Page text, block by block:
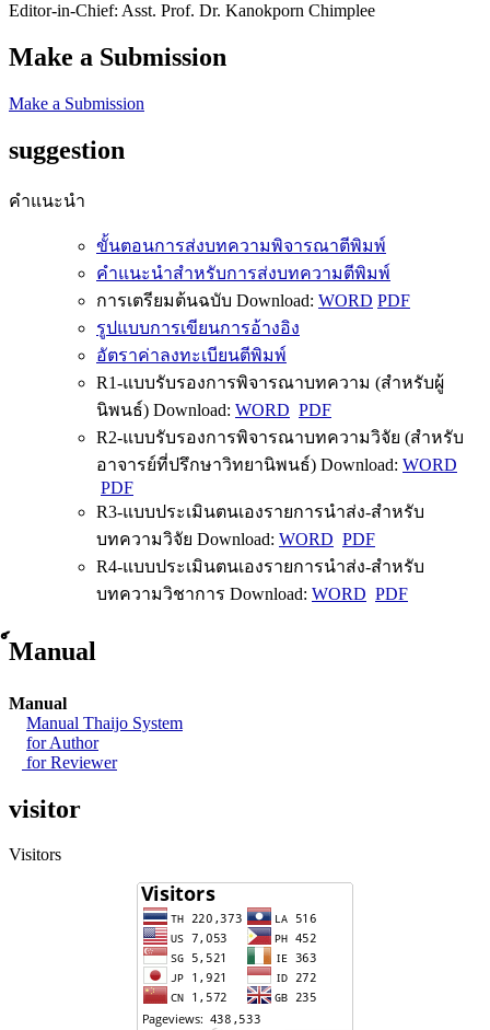
Editor-in-Chief: Asst. Prof. Dr. Kanokporn Chimplee
Make a Submission
Make a Submission
suggestion
คำแนะนำ
ขั้นตอนการส่งบทความพิจารณาตีพิมพ์
คำแนะนำสำหรับการส่งบทความตีพิมพ์
การเตรียมต้นฉบับ Download: WORD PDF
รูปแบบการเขียนการอ้างอิง
อัตราค่าลงทะเบียนตีพิมพ์
R1-แบบรับรองการพิจารณาบทความ (สำหรับผู้
นิพนธ์) Download: WORD PDF
R2-แบบรับรองการพิจารณาบทความวิจัย (สำหรับ
อาจารย์ที่ปรึกษาวิทยานิพนธ์) Download: WORD
PDF
R3-แบบประเมินตนเองรายการนำส่ง-สำหรับ
บทความวิจัย Download: WORD PDF
R4-แบบประเมินตนเองรายการนำส่ง-สำหรับ
บทความวิชาการ Download: WORD PDF
์Manual
Manual
Manual Thaijo System
for Author
for Reviewer
visitor
Visitors